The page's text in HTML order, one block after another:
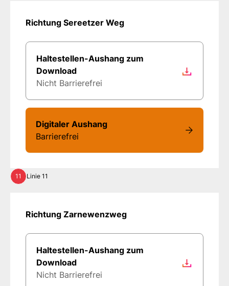
Richtung Sereetzer Weg
Haltestellen-Aushang zum
Download
Nicht Barrierefrei
Digitaler Aushang
Barrierefrei
11 Linie 11
Richtung Zarnewenzweg
Haltestellen-Aushang zum
Download
Nicht Barrierefrei